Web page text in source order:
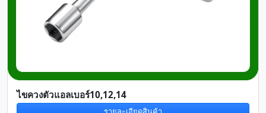
ไขควงตัวแอลเบอร์10,12,14